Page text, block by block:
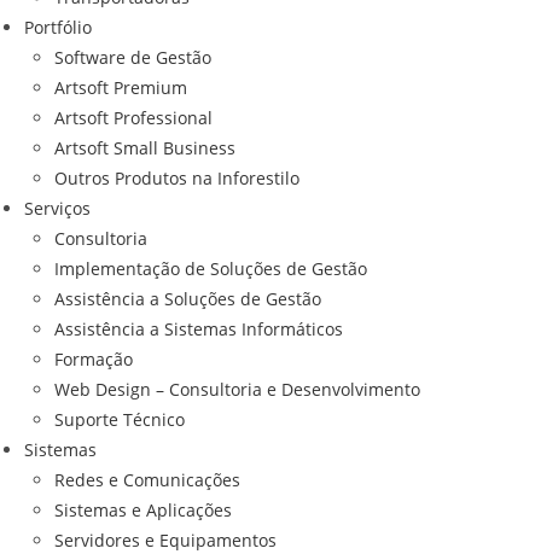
Portfólio
Software de Gestão
Artsoft Premium
Artsoft Professional
Artsoft Small Business
Outros Produtos na Inforestilo
Serviços
Consultoria
Implementação de Soluções de Gestão
Assistência a Soluções de Gestão
Assistência a Sistemas Informáticos
Formação
Web Design – Consultoria e Desenvolvimento
Suporte Técnico
Sistemas
Redes e Comunicações
Sistemas e Aplicações
Servidores e Equipamentos